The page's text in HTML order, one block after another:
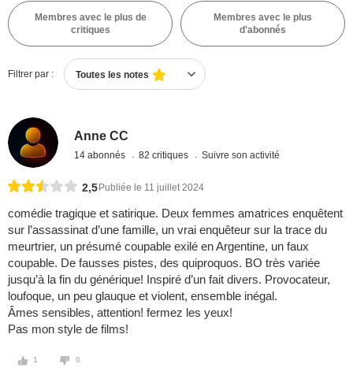
Membres avec le plus de
critiques
Membres avec le plus
d'abonnés
Filtrer par : Toutes les notes
Anne CC
14 abonnés 82 critiques Suivre son activité
2,5 Publiée le 11 juillet 2024
comédie tragique et satirique. Deux femmes amatrices enquêtent
sur l’assassinat d’une famille, un vrai enquêteur sur la trace du
meurtrier, un présumé coupable exilé en Argentine, un faux
coupable. De fausses pistes, des quiproquos. BO très variée
jusqu’à la fin du générique! Inspiré d’un fait divers. Provocateur,
loufoque, un peu glauque et violent, ensemble inégal.
Âmes sensibles, attention! fermez les yeux!
Pas mon style de films!
1 0